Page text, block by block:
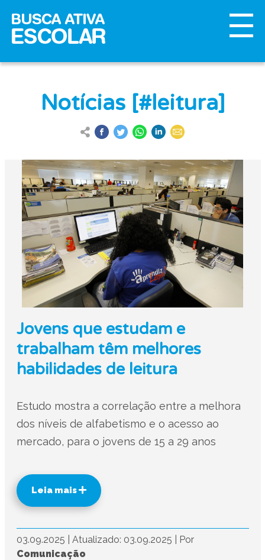
Notícias [#leitura]
Jovens que estudam e
trabalham têm melhores
habilidades de leitura
Estudo mostra a correlação entre a melhora
dos níveis de alfabetismo e o acesso ao
mercado, para o jovens de 15 a 29 anos
Leia mais
03.09.2025 Atualizado: 03.09.2025
Por
Comunicação